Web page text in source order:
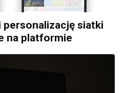
siatki
na platformie